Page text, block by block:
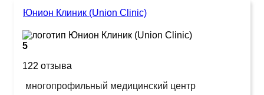
Юнион Клиник (Union Clinic)
5
122 отзыва
многопрофильный медицинский центр